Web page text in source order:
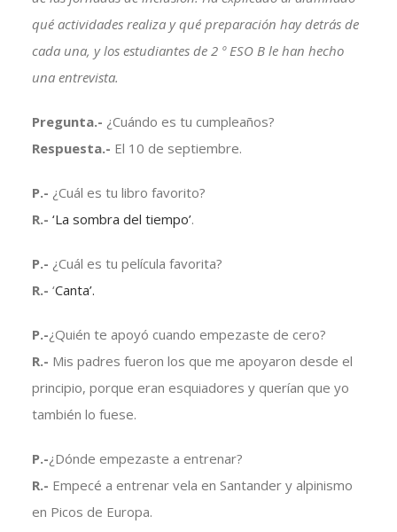
qué actividades realiza y qué preparación hay detrás de
cada una, y los estudiantes de 2 º ESO B le han hecho
una entrevista.
Pregunta.- ¿Cuándo es tu cumpleaños?
Respuesta.- El 10 de septiembre.
P.- ¿Cuál es tu libro favorito?
R.- ‘La sombra del tiempo’.
P.- ¿Cuál es tu película favorita?
R.- ‘Canta’.
P.-¿Quién te apoyó cuando empezaste de cero?
R.- Mis padres fueron los que me apoyaron desde el
principio, porque eran esquiadores y querían que yo
también lo fuese.
P.-¿Dónde empezaste a entrenar?
R.- Empecé a entrenar vela en Santander y alpinismo
en Picos de Europa.